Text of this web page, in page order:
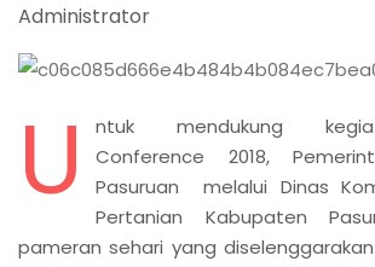
Administrator
U
ntuk mendukung
Conference 2018,
Pasuruan melalui Dinas
Pertanian Kabupaten
pameran sehari yang